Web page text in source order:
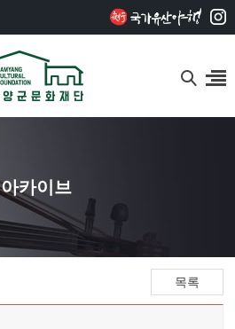
아카이브
목록